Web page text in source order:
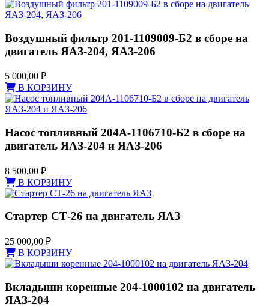
Воздушный фильтр 201-1109009-Б2 в сборе на
двигатель ЯАЗ-204, ЯАЗ-206
5 000,00 ₽
В КОРЗИНУ
Насос топливный 204А-1106710-Б2 в сборе на
двигатель ЯАЗ-204 и ЯАЗ-206
8 500,00 ₽
В КОРЗИНУ
Стартер СТ-26 на двигатель ЯАЗ
25 000,00 ₽
В КОРЗИНУ
Вкладыши коренные 204-1000102 на двигатель
ЯАЗ-204